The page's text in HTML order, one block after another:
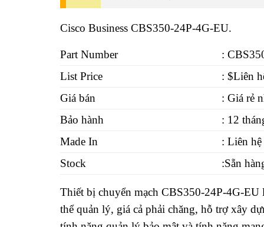
Cisco Business CBS350-24P-4G-EU.
Part Number
:
List Price
: $Liên
Giá bán
: Giá rẻ
Bảo hành
: 12
Made In
: Liên hệ
Stock
:Sẵn
Thiết bị chuyển mạch CBS350-24P-4G-EU
thể quản lý, giá cả phải chăng, hỗ trợ xây